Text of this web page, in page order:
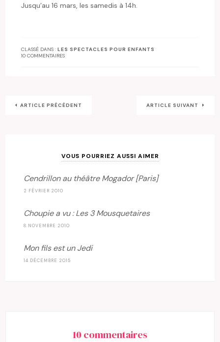
Jusqu’au 16 mars, les samedis à 14h.
CLASSÉ DANS :LES SPECTACLES POUR ENFANTS
10 COMMENTAIRES
ARTICLE PRÉCÉDENT ARTICLE SUIVANT
VOUS POURRIEZ AUSSI AIMER
Cendrillon au théâtre Mogador [Paris]
2 FÉVRIER 2010
Choupie a vu : Les 3 Mousquetaires
8 NOVEMBRE 2010
Mon fils est un Jedi
14 DÉCEMBRE 2015
10 commentaires